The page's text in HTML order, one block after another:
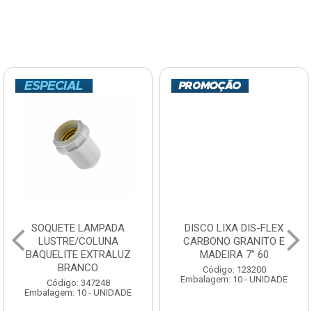
SOQUETE LAMPADA
LUSTRE/COLUNA
BAQUELITE EXTRALUZ
BRANCO
Código: 347248
Embalagem: 10 - UNIDADE
DISCO LIXA DIS-FLEX
CARBONO GRANITO E
MADEIRA 7” 60
Código: 123200
Embalagem: 10 - UNIDADE